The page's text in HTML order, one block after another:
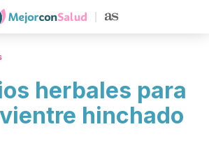
herbales para
hinchado